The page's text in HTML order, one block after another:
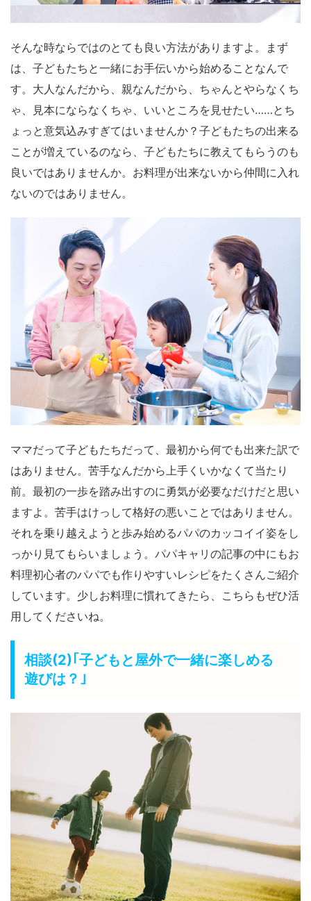
そんな時ならではのとても良い方法がありますよ。まず
は、子どもたちと一緒にお手伝いから始めることなんで
す。大人なんだから、親なんだから、ちゃんとやらなくち
ゃ、見本にならなくちゃ、いいところを見せたい……とち
ょっと意気込みすぎてはいませんか？子どもたちの出来る
ことが増えているのなら、子どもたちに教えてもらうのも
良いではありませんか。お料理が出来ないから仲間に入れ
ないのではありません。
ママだって子どもたちだって、最初から何でも出来た訳で
はありません。苦手なんだから上手くいかなくて当たり
前。最初の一歩を踏み出すのに勇気が必要なだけだと思い
ますよ。苦手はけっして格好の悪いことではありません。
それを乗り越えようと歩み始めるパパのカッコイイ姿をし
っかり見てもらいましょう。パパキャリの記事の中にもお
料理初心者のパパでも作りやすいレシピをたくさんご紹介
しています。少しお料理に慣れてきたら、こちらもぜひ活
用してくださいね。
相談(2)｢子どもと屋外で一緒に楽しめる
遊びは？｣